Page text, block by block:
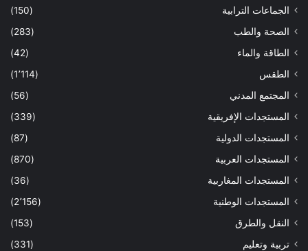
الجماعات الترابية
(150)
الصحة والطب
(283)
الطاقة والماء
(42)
الطقس
(1٬114)
المجتمع المدني
(56)
المستجدات الإفريقية
(339)
المستجدات الدولية
(87)
المستجدات العربية
(870)
المستجدات المغاربية
(36)
المستجدات الوطنية
(2٬156)
النقل والطرق
(153)
تربية وتعليم
(331)